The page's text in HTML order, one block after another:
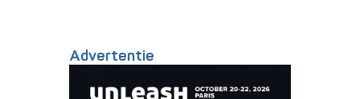
Advertentie